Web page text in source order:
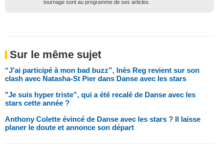
tournage sont au programme de ses articles.
Sur le même sujet
“J’ai participé à mon bad buzz”, Inès Reg revient sur son
clash avec Natasha-St Pier dans Danse avec les stars
"Je suis hyper triste”, qui a été recalé de Danse avec les
stars cette année ?
Anthony Colette évincé de Danse avec les stars ? Il laisse
planer le doute et annonce son départ